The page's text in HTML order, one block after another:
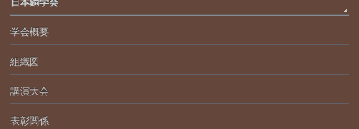
日本銅学会
学会概要
組織図
講演大会
表彰関係